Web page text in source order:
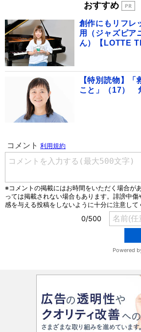
おすすめ
創作にもリフレ
用（ジャズピ
ん）【LOTTE
【特別読物】
こと」（17）